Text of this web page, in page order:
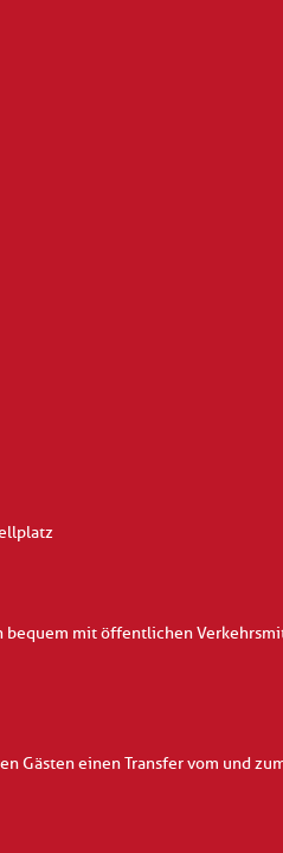
bequem mit öffentlichen
Gästen einen Transfer vom und